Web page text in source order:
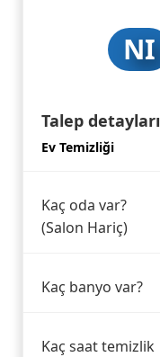
NI
Talep detayları
Ev Temizliği
Kaç oda var?
(Salon Hariç)
Kaç banyo var?
Kaç saat temizlik